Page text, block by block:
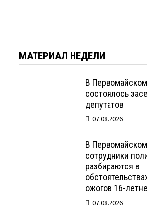
МАТЕРИАЛ НЕДЕЛИ
В
состоялось
депутатов
07.08.2026
В
сотрудники
разбираются в
ожогов 16-
07.08.2026